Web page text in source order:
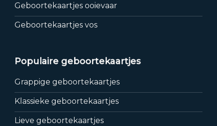
Geboortekaartjes ooievaar
Geboortekaartjes vos
Populaire geboortekaartjes
Grappige geboortekaartjes
Klassieke geboortekaartjes
Lieve geboortekaartjes